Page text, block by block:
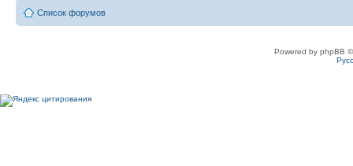
Список форумов
Powered by phpBB